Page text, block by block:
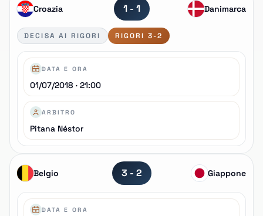
Croazia 1 - 1 Danimarca
DECISA AI RIGORI RIGORI 3-2
DATA E ORA
01/07/2018 · 21:00
ARBITRO
Pitana Néstor
Belgio 3 - 2 Giappone
DATA E ORA